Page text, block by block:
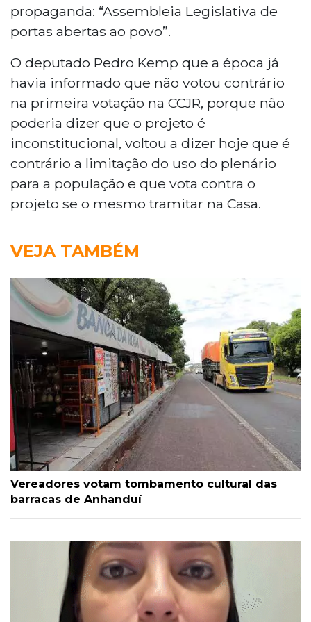
propaganda: “Assembleia Legislativa de
portas abertas ao povo”.
O deputado Pedro Kemp que a época já
havia informado que não votou contrário
na primeira votação na CCJR, porque não
poderia dizer que o projeto é
inconstitucional, voltou a dizer hoje que é
contrário a limitação do uso do plenário
para a população e que vota contra o
projeto se o mesmo tramitar na Casa.
VEJA TAMBÉM
Vereadores votam tombamento cultural das
barracas de Anhanduí